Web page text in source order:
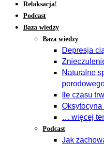
Relaksacja!
Podcast
Baza wiedzy
Baza wiedzy
Depresja
Naturalne
Ile czasu
… więcej
Podcast
Jak